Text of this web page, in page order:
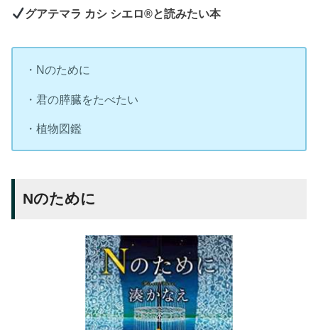
グアテマラ カシ シエロ®と読みたい本
・Nのために
・君の膵臓をたべたい
・植物図鑑
Nのために